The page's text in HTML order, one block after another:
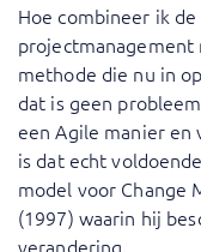
Hoe combineer ik
methode die nu in
dat is geen
een Agile manier en
is dat echt
model voor Change
(1997) waarin hij
verandering.